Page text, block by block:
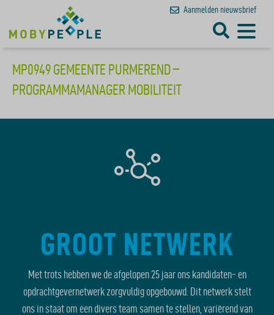
Aanmelden nieuwsbrief
MP0949 GEMEENTE PURMEREND –
PROGRAMMAMANAGER MOBILITEIT
GROOT NETWERK
Met trots hebben we de afgelopen 25 jaar ons kandidaten- en
opdrachtgevernetwerk zorgvuldig opgebouwd. Dit netwerk stelt
ons in staat om een divers team samen te stellen, variërend van